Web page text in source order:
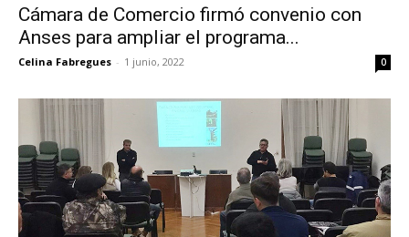
Cámara de Comercio firmó convenio con
Anses para ampliar el programa...
Celina Fabregues - 1 junio, 2022 0